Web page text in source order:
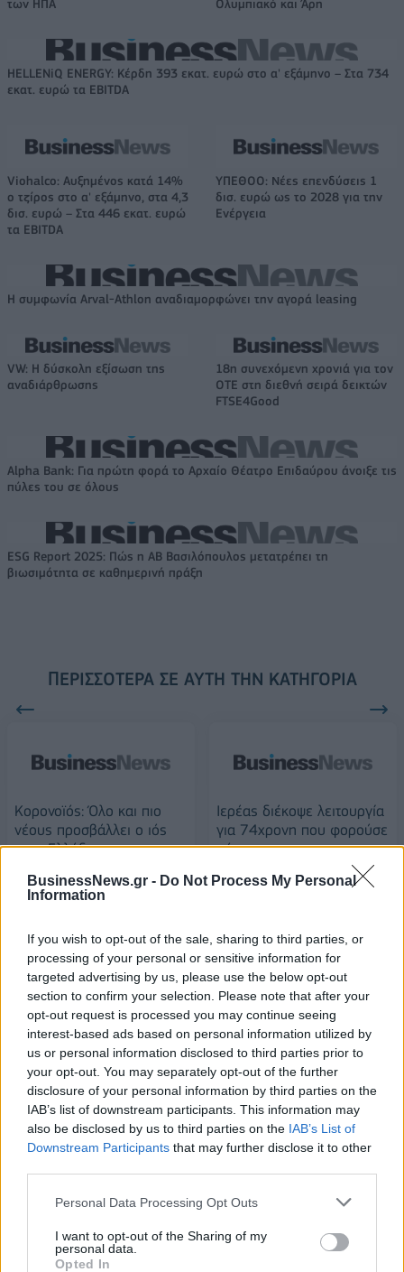
BusinessNews.gr - Do Not Process My Personal
Information
If you wish to opt-out of the sale, sharing to third parties, or
processing of your personal or sensitive information for
targeted advertising by us, please use the below opt-out
section to confirm your selection. Please note that after your
opt-out request is processed you may continue seeing
interest-based ads based on personal information utilized by
us or personal information disclosed to third parties prior to
your opt-out. You may separately opt-out of the further
disclosure of your personal information by third parties on the
IAB’s list of downstream participants. This information may
also be disclosed by us to third parties on the IAB’s List of
Downstream Participants that may further disclose it to other
Personal Data Processing Opt Outs
I want to opt-out of the Sharing of my
personal data.
Opted In
των ΗΠΑ Ολυμπιακό και Άρη
HELLENiQ ENERGY: Κέρδη 393 εκατ. ευρώ στο α' εξάμηνο – Στα 734
εκατ. ευρώ τα EBITDA
Viohalco: Αυξημένος κατά 14%
ο τζίρος στο α' εξάμηνο, στα 4,3
δισ. ευρώ – Στα 446 εκατ. ευρώ
τα EBITDA
ΥΠΕΘΟΟ: Νέες επενδύσεις 1
δισ. ευρώ ως το 2028 για την
Ενέργεια
Η συμφωνία Arval-Athlon αναδιαμορφώνει την αγορά leasing
VW: Η δύσκολη εξίσωση της
αναδιάρθρωσης
18η συνεχόμενη χρονιά για τον
ΟΤΕ στη διεθνή σειρά δεικτών
FTSE4Good
Alpha Bank: Για πρώτη φορά το Αρχαίο Θέατρο Επιδαύρου άνοιξε τις
πύλες του σε όλους
ESG Report 2025: Πώς η ΑΒ Βασιλόπουλος μετατρέπει τη
βιωσιμότητα σε καθημερινή πράξη
ΠΕΡΙΣΣΌΤΕΡΑ ΣΕ ΑΥΤΉ ΤΗΝ ΚΑΤΗΓΟΡΊΑ
Κορονοϊός: Όλο και πιο
νέους προσβάλλει ο ιός
στην Ελλάδα
27/07/2020 - 10:21
Ιερέας διέκοψε λειτουργία
για 74χρονη που φορούσε
μάσκα
27/07/2020 - 10:33
ΡΟΗ ΕΙΔΗΣΕΩΝ
ΟΠΕΚΑ: Αύριο η δεύτερη πληρωμή των δικαιούχων
06/08/2026 - 17:40 ΟΙΚΟΝΟΜΙΑ